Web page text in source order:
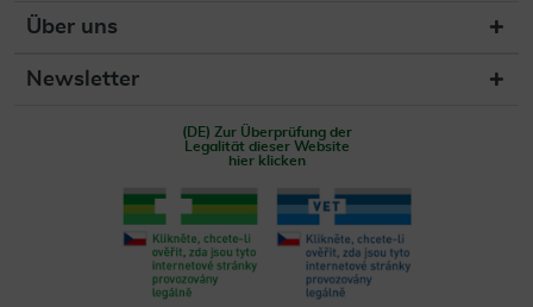
Über uns
Newsletter
(DE) Zur Überprüfung der
Legalität dieser Website
hier klicken